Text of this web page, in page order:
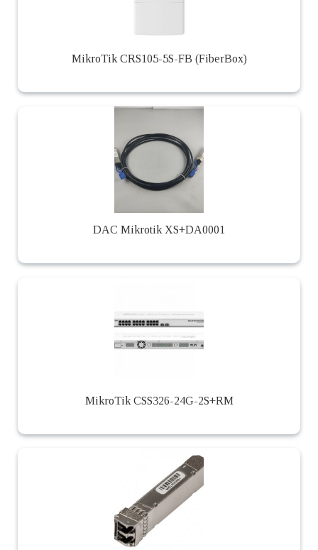
MikroTik CRS105-5S-FB (FiberBox)
DAC Mikrotik XS+DA0001
MikroTik CSS326-24G-2S+RM